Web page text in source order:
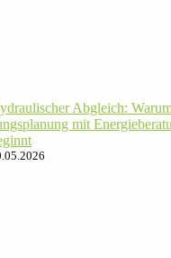
Abgleich:
mit